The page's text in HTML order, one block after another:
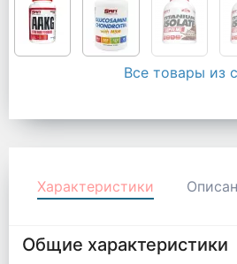
Все товары из
Характеристики
Общие характеристики